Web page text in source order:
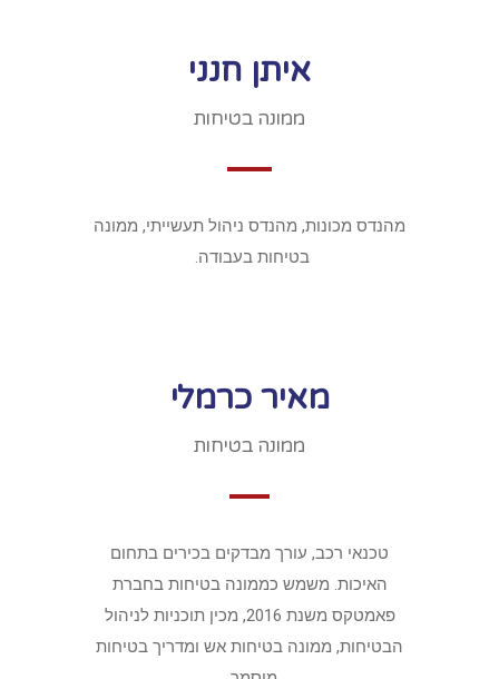
איתן חנני
ממונה בטיחות
מהנדס מכונות, מהנדס ניהול תעשייתי, ממונה
בטיחות בעבודה.
מאיר כרמלי
ממונה בטיחות
טכנאי רכב, עורך מבדקים בכירים בתחום
האיכות. משמש כממונה בטיחות בחברת
פאמטקס משנת 2016, מכין תוכניות לניהול
הבטיחות, ממונה בטיחות אש ומדריך בטיחות